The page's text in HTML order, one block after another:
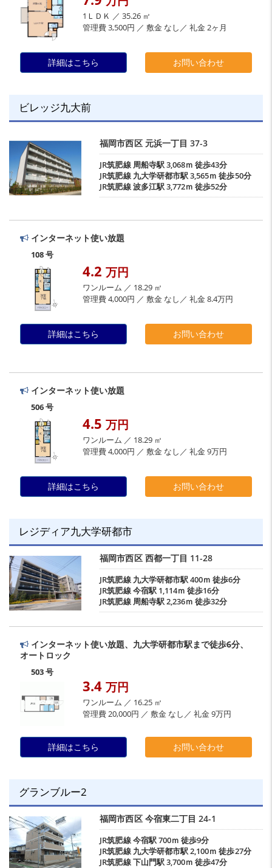
1ＬＤＫ ／ 35.26 ㎡
管理費 3,500円 ／ 敷金 なし／ 礼金 2ヶ月
詳細はこちら お問い合わせ
ビレッジ九大前
福岡市西区 元浜一丁目 37-3
JR筑肥線 周船寺駅3,068ｍ 徒歩43分
JR筑肥線 九大学研都市駅3,565ｍ 徒歩50分
JR筑肥線波多江駅3,772ｍ 徒歩52分
インターネット使い放題
108 号
4.2 万円
ワンルーム ／ 18.29 ㎡
管理費 4,000円 ／ 敷金 なし／ 礼金 8.4万円
詳細はこちら お問い合わせ
インターネット使い放題
506 号
4.5 万円
ワンルーム ／ 18.29 ㎡
管理費 4,000円 ／ 敷金 なし／ 礼金 9万円
詳細はこちら お問い合わせ
レジディア九大学研都市
福岡市西区 西都一丁目 11-28
JR筑肥線 九大学研都市駅400ｍ 徒歩6分
JR筑肥線今宿駅1,114ｍ 徒歩16分
JR筑肥線 周船寺駅2,236ｍ 徒歩32分
インターネット使い放題、九大学研都市駅まで徒歩6分、
オートロック
503 号
3.4 万円
ワンルーム ／ 16.25 ㎡
管理費 20,000円 ／ 敷金 なし／ 礼金 9万円
詳細はこちら お問い合わせ
グランブルー2
福岡市西区 今宿東二丁目 24-1
JR筑肥線今宿駅700ｍ 徒歩9分
JR筑肥線 九大学研都市駅2,100ｍ 徒歩27分
JR筑肥線下山門駅3,700ｍ 徒歩47分